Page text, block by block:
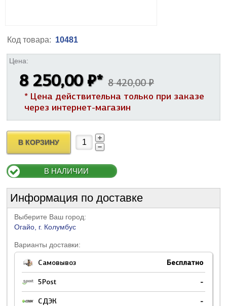
Код товара: 10481
Цена:
8 250,00 ₽* 8 420,00 ₽
* Цена действительна только при заказе
через интернет-магазин
В КОРЗИНУ
В НАЛИЧИИ
Информация по доставке
Выберите Ваш город:
Огайо, г. Колумбус
Варианты доставки:
Самовывоз Бесплатно
5Post -
СДЭК -